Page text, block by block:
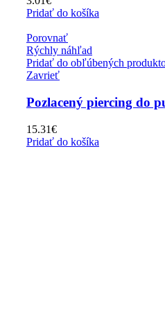
Pridať do košíka
Porovnať
Rýchly náhľad
Pridať do obľúbených
Zavrieť
Pozlacený piercing do
15.31€
Pridať do košíka